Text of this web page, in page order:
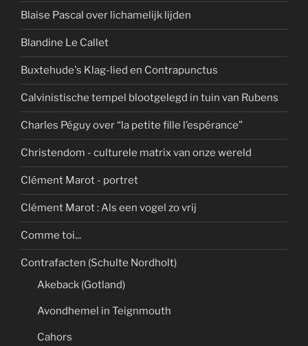
Blaise Pascal over lichamelijk lijden
Blandine Le Callet
Buxtehude's Klag-lied en Contrapunctus
Calvinistische tempel blootgelegd in tuin van Rubens
Charles Péguy over “la petite fille l’espérance”
Christendom - culturele matrix van onze wereld
Clément Marot - portret
Clément Marot : Als een vogel zo vrij
Comme toi...
Contrafacten (Schulte Nordholt)
Akeback (Gotland)
Avondhemel in Teignmouth
Cahors